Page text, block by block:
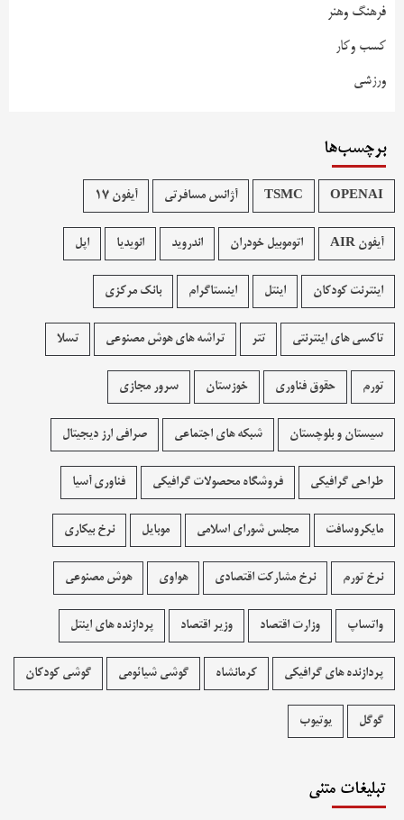
فرهنگ وهنر
کسب وکار
ورزشی
برچسب‌ها
OPENAI
TSMC آژانس مسافرتی آیفون 17
آیفون AIR اتوموبیل خودران اندروید انویدیا اپل
اینترنت کودکان اینتل اینستاگرام بانک مرکزی
تاکسی های اینترنتی تتر تراشه های هوش مصنوعی تسلا
تورم حقوق فناوری خوزستان سرور مجازی
سیستان و بلوچستان شبکه های اجتماعی صرافی ارز دیجیتال
طراحی گرافیکی فروشگاه محصولات گرافيکی فناوری آسیا
مایکروسافت مجلس شورای اسلامی موبایل نرخ بیکاری
نرخ تورم نرخ مشارکت اقتصادی هواوی هوش مصنوعی
واتساپ وزارت اقتصاد وزیر اقتصاد پردازنده های اینتل
پردازنده های گرافیکی کرمانشاه گوشی شیائومی گوشی کودکان
گوگل یوتیوب
تبلیغات متنی